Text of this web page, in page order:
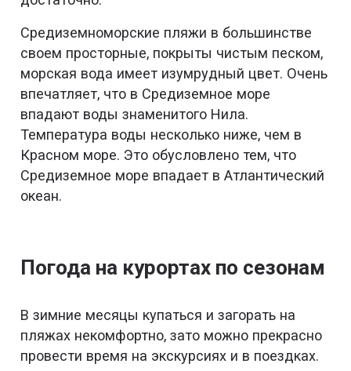
Средиземноморские пляжи в большинстве
своем просторные, покрыты чистым песком,
морская вода имеет изумрудный цвет. Очень
впечатляет, что в Средиземное море
впадают воды знаменитого Нила.
Температура воды несколько ниже, чем в
Красном море. Это обусловлено тем, что
Средиземное море впадает в Атлантический
океан.
Погода на курортах по сезонам
В зимние месяцы купаться и загорать на
пляжах некомфортно, зато можно прекрасно
провести время на экскурсиях и в поездках.